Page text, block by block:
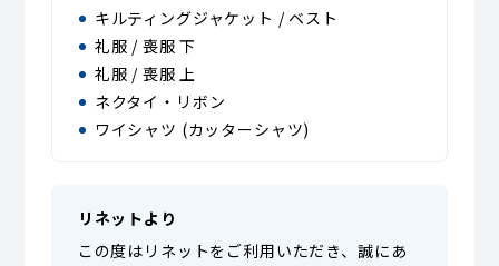
キルティングジャケット / ベスト
礼服 / 喪服 下
礼服 / 喪服 上
ネクタイ・リボン
ワイシャツ (カッターシャツ)
リネットより
この度はリネットをご利用いただき、誠にあ